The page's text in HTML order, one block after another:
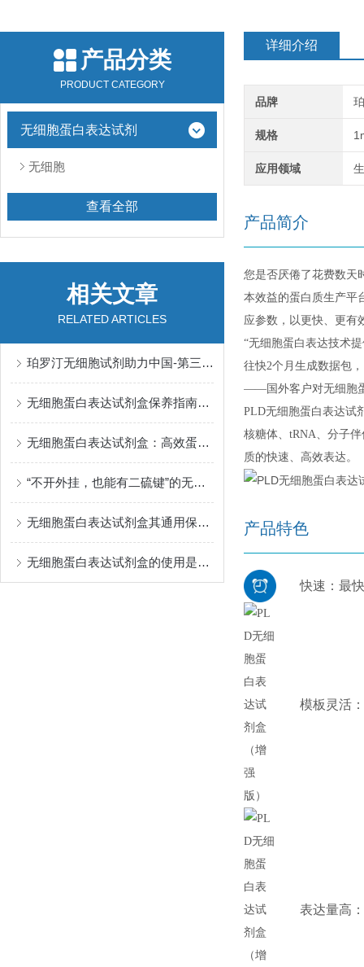
产品分类
PRODUCT CATEGORY
无细胞蛋白表达试剂
无细胞
查看全部
相关文章
RELATED ARTICLES
珀罗汀无细胞试剂助力中国-第三军医大学西南医院发表Nature Communications
无细胞蛋白表达试剂盒保养指南：守住实验效率的关键细节
无细胞蛋白表达试剂盒：高效蛋白合成的“体外工厂”
“不开外挂，也能有二硫键”的无细胞蛋白表达试剂盒——珀罗汀无细胞蛋白表达试剂盒
无细胞蛋白表达试剂盒其通用保存原则如下
无细胞蛋白表达试剂盒的使用是很有要领的
详细介绍
品牌
规格
应用领域
产品简介
您是否厌倦了花费数天
本效益的蛋白质生产平
应参数，以更快、更有
“无细胞蛋白表达技术
往快2个月生成数据包
——国外客户对无细胞
PLD无细胞蛋白表达试
核糖体、tRNA、分子
质的快速、高效表达。
产品特色
快速：最
模板灵活
表达量高